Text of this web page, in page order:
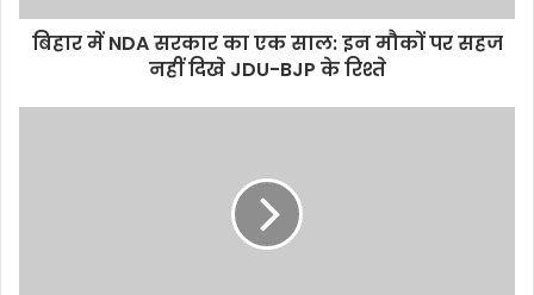
बिहार में NDA सरकार का एक साल: इन मौकों पर सहज
नहीं दिखे JDU-BJP के रिश्ते